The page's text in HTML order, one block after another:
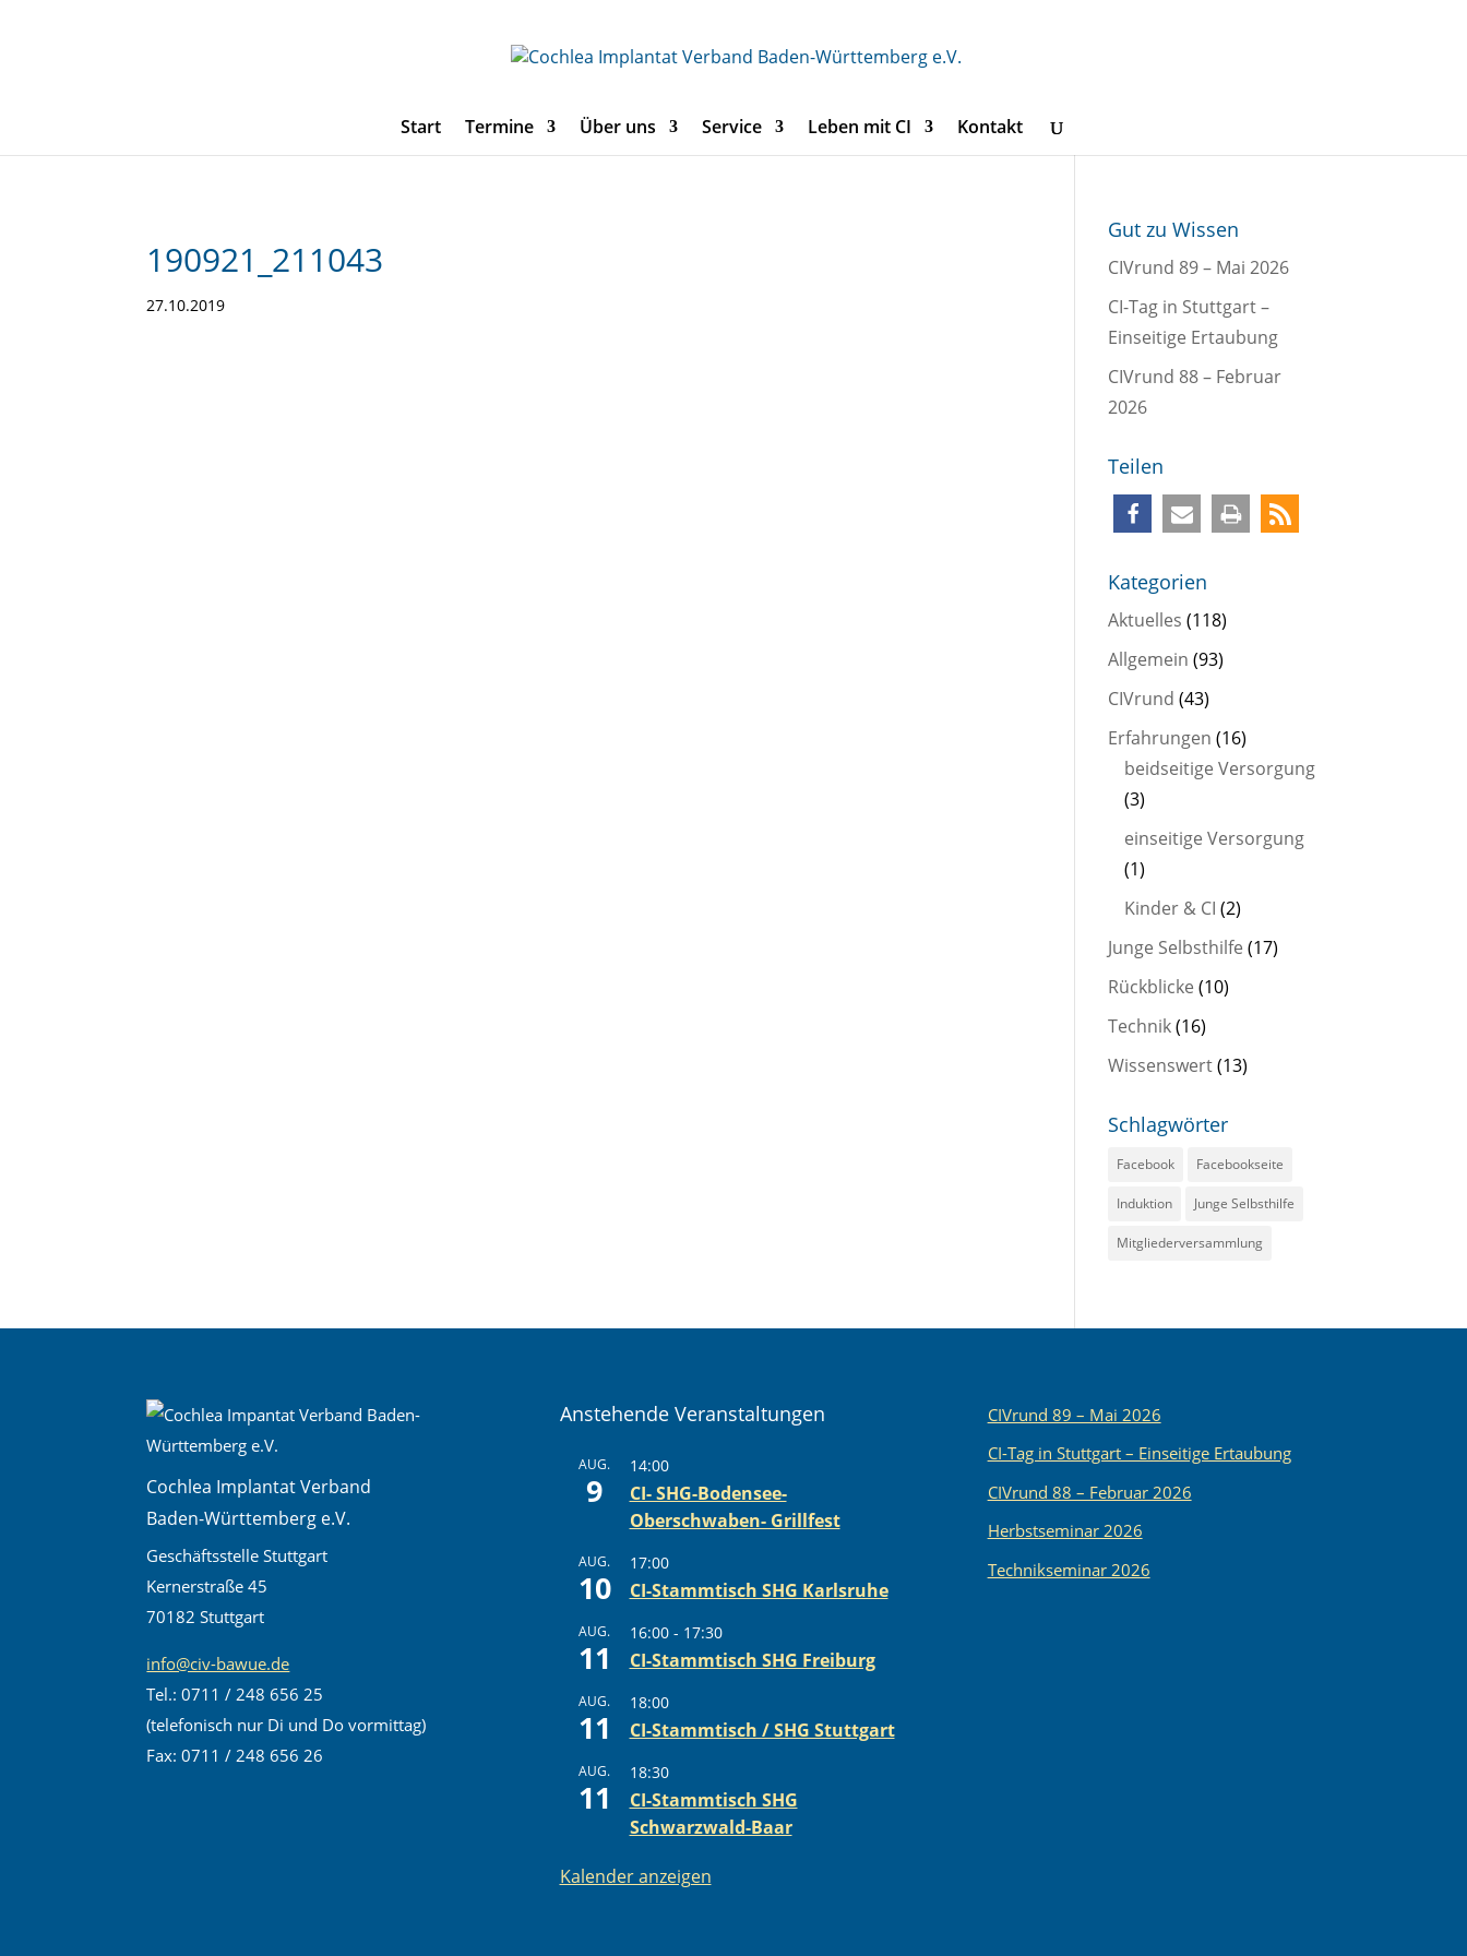
Start Termine Über uns Service Leben mit CI Kontakt
190921_211043
27.10.2019
Gut zu Wissen
CIVrund 89 – Mai 2026
CI-Tag in Stuttgart –
Einseitige Ertaubung
CIVrund 88 – Februar
2026
Teilen
Kategorien
Aktuelles (118)
Allgemein (93)
CIVrund (43)
Erfahrungen (16)
beidseitige Versorgung
(3)
einseitige Versorgung
(1)
Kinder & CI (2)
Junge Selbsthilfe (17)
Rückblicke (10)
Technik(16)
Wissenswert(13)
Schlagwörter
Facebook Facebookseite
Induktion Junge Selbsthilfe
Mitgliederversammlung
Cochlea Implantat Verband
Baden-Württemberg e.V.
Geschäftsstelle Stuttgart
Kernerstraße 45
70182 Stuttgart
info@civ-bawue.de
Tel.: 0711 / 248 656 25
(telefonisch nur Di und Do vormittag)
Fax: 0711 / 248 656 26
Anstehende Veranstaltungen
AUG.
9
14:00
CI- SHG-Bodensee-
Oberschwaben- Grillfest
AUG.
10
17:00
CI-Stammtisch SHG Karlsruhe
AUG.
11
16:00- 17:30
CI-Stammtisch SHG Freiburg
AUG.
11
18:00
CI-Stammtisch / SHG Stuttgart
AUG.
11
18:30
CI-Stammtisch SHG
Schwarzwald-Baar
Kalender anzeigen
CIVrund 89 – Mai 2026
CI-Tag in Stuttgart – Einseitige Ertaubung
CIVrund 88 – Februar 2026
Herbstseminar 2026
Technikseminar 2026